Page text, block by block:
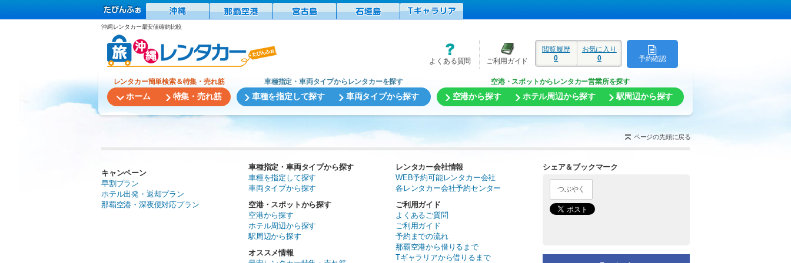
沖縄レンタカー最安値確約比較
予約確認
閲覧履歴
0
お気に入り
0
よくある質問 ご利用ガイド
レンタカー簡単検索＆特集・売れ筋
ホーム 特集・売れ筋
車種指定・車両タイプからレンタカーを探す
車種を指定して探す 車両タイプから探す
空港・スポットからレンタカー営業所を探す
空港から探す ホテル周辺から探す 駅周辺から探す
ページの先頭に戻る
キャンペーン
早割プラン
ホテル出発・返却プラン
那覇空港・深夜便対応プラン
車種指定・車両タイプから探す
車種を指定して探す
車両タイプから探す
空港・スポットから探す
空港から探す
ホテル周辺から探す
駅周辺から探す
オススメ情報
レンタカー会社情報
WEB予約可能レンタカー会社
各レンタカー会社予約センター
ご利用ガイド
よくあるご質問
ご利用ガイド
予約までの流れ
那覇空港から借りるまで
Tギャラリアから借りるまで
シェア＆ブックマーク